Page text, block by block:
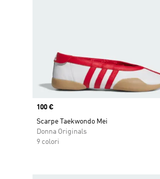
Price
100 €
Scarpe Taekwondo Mei
Donna Originals
9 colori